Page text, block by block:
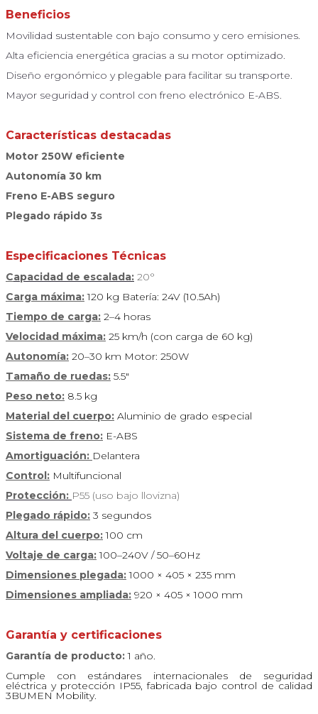
Beneficios
Movilidad sustentable con bajo consumo y cero emisiones.
Alta eficiencia energética gracias a su motor optimizado.
Diseño ergonómico y plegable para facilitar su transporte.
Mayor seguridad y control con freno electrónico E-ABS.
Características destacadas
Motor 250W eficiente
Autonomía 30 km
Freno E-ABS seguro
Plegado rápido 3s
Especificaciones Técnicas
Capacidad de escalada: 20°
Carga máxima:120 kg Batería: 24V (10.5Ah)
Tiempo de carga: 2–4 horas
Velocidad máxima: 25 km/h (con carga de 60 kg)
Autonomía: 20–30 km Motor: 250W
Tamaño de ruedas: 5.5"
Peso neto: 8.5 kg
Material del cuerpo: Aluminio de grado especial
Sistema de freno: E-ABS
Amortiguación: Delantera
Control: Multifuncional
Protección: P55 (uso bajo llovizna)
Plegado rápido: 3 segundos
Altura del cuerpo:100 cm
Voltaje de carga:100–240V / 50–60Hz
Dimensiones plegada:1000 × 405 × 235 mm
Dimensiones ampliada: 920 × 405 × 1000 mm
Garantía y certificaciones
Garantía de producto:1 año.
Cumple con estándares internacionales de seguridad
eléctrica y protección IP55, fabricada bajo control de calidad
3BUMEN Mobility.